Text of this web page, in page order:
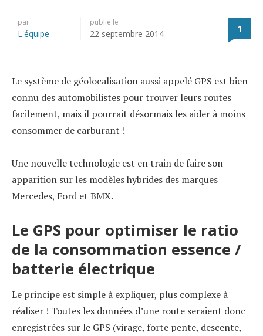
par
L'équipe
publié le
22 septembre 2014 1
Le système de géolocalisation aussi appelé GPS est bien
connu des automobilistes pour trouver leurs routes
facilement, mais il pourrait désormais les aider à moins
consommer de carburant !
Une nouvelle technologie est en train de faire son
apparition sur les modèles hybrides des marques
Mercedes, Ford et BMX.
Le GPS pour optimiser le ratio
de la consommation essence /
batterie électrique
Le principe est simple à expliquer, plus complexe à
réaliser ! Toutes les données d’une route seraient donc
enregistrées sur le GPS (virage, forte pente, descente,